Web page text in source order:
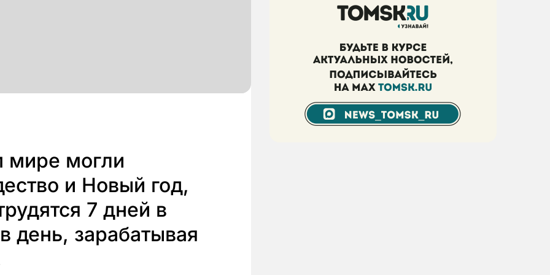
мире могли
и Новый год,
7 дней в
день, зарабатывая